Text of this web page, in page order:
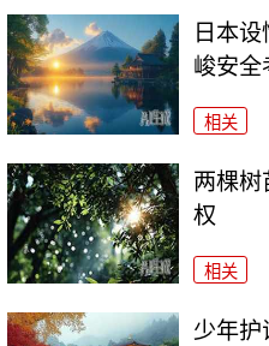
日本
峻安全
相关
两棵树
权
相关
少年护